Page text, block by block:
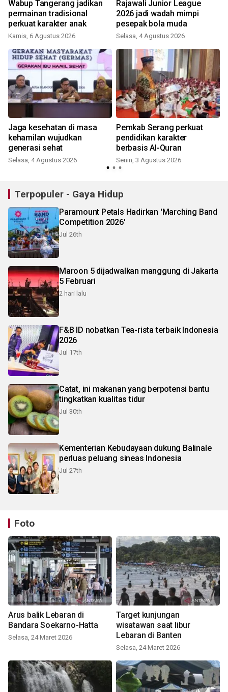
Wabup Tangerang jadikan
permainan tradisional
perkuat karakter anak
Kamis, 6 Agustus 2026
Rajawali Junior League
2026 jadi wadah mimpi
pesepak bola muda
Selasa, 4 Agustus 2026
Jaga kesehatan di masa
kehamilan wujudkan
generasi sehat
Selasa, 4 Agustus 2026
Pemkab Serang perkuat
pendidikan karakter
berbasis Al-Quran
Senin, 3 Agustus 2026
Terpopuler - Gaya Hidup
Paramount Petals Hadirkan 'Marching Band
Competition 2026'
Jul 26th
Maroon 5 dijadwalkan manggung di Jakarta
5 Februari
2 hari lalu
F&B ID nobatkan Tea-rista terbaik Indonesia
2026
Jul 17th
Catat, ini makanan yang berpotensi bantu
tingkatkan kualitas tidur
Jul 30th
Kementerian Kebudayaan dukung Balinale
perluas peluang sineas Indonesia
Jul 27th
Foto
Arus balik Lebaran di
Bandara Soekarno-Hatta
Selasa, 24 Maret 2026
Target kunjungan
wisatawan saat libur
Lebaran di Banten
Selasa, 24 Maret 2026